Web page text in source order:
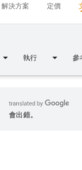
解決方案 定價
執行 參
會出錯。